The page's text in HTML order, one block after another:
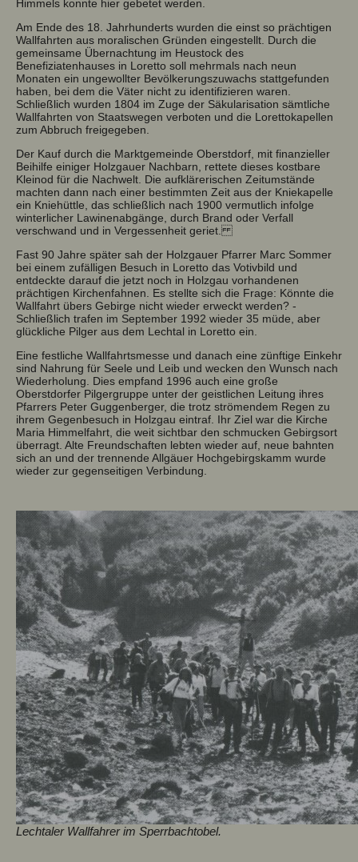
Himmels konnte hier gebetet werden.
Am Ende des 18. Jahrhunderts wurden die einst so prächtigen
Wallfahrten aus moralischen Gründen eingestellt. Durch die
gemeinsame Übernachtung im Heustock des
Benefiziatenhauses in Loretto soll mehrmals nach neun
Monaten ein ungewollter Bevölkerungszuwachs stattgefunden
haben, bei dem die Väter nicht zu identifizieren waren.
Schließlich wurden 1804 im Zuge der Säkularisation sämtliche
Wallfahrten von Staatswegen verboten und die Lorettokapellen
zum Abbruch freigegeben.
Der Kauf durch die Marktgemeinde Oberstdorf, mit finanzieller
Beihilfe einiger Holzgauer Nachbarn, rettete dieses kostbare
Kleinod für die Nachwelt. Die aufklärerischen Zeitumstände
machten dann nach einer bestimmten Zeit aus der Kniekapelle
ein Kniehüttle, das schließlich nach 1900 vermutlich infolge
winterlicher Lawinenabgänge, durch Brand oder Verfall
verschwand und in Vergessenheit geriet.
Fast 90 Jahre später sah der Holzgauer Pfarrer Marc Sommer
bei einem zufälligen Besuch in Loretto das Votivbild und
entdeckte darauf die jetzt noch in Holzgau vorhandenen
prächtigen Kirchenfahnen. Es stellte sich die Frage: Könnte die
Wallfahrt übers Gebirge nicht wieder erweckt werden? -
Schließlich trafen im September 1992 wieder 35 müde, aber
glückliche Pilger aus dem Lechtal in Loretto ein.
Eine festliche Wallfahrtsmesse und danach eine zünftige Einkehr
sind Nahrung für Seele und Leib und wecken den Wunsch nach
Wiederholung. Dies empfand 1996 auch eine große
Oberstdorfer Pilgergruppe unter der geistlichen Leitung ihres
Pfarrers Peter Guggenberger, die trotz strömendem Regen zu
ihrem Gegenbesuch in Holzgau eintraf. Ihr Ziel war die Kirche
Maria Himmelfahrt, die weit sichtbar den schmucken Gebirgsort
überragt. Alte Freundschaften lebten wieder auf, neue bahnten
sich an und der trennende Allgäuer Hochgebirgskamm wurde
wieder zur gegenseitigen Verbindung.
Lechtaler Wallfahrer im Sperrbachtobel.